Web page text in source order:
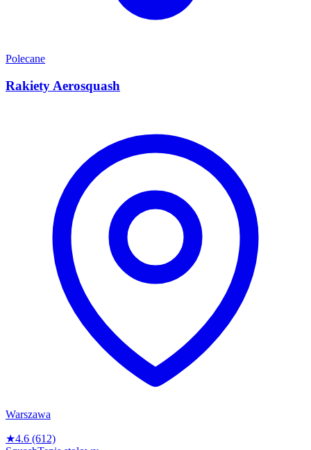
Polecane
Rakiety Aerosquash
Warszawa
★4.6 (612)